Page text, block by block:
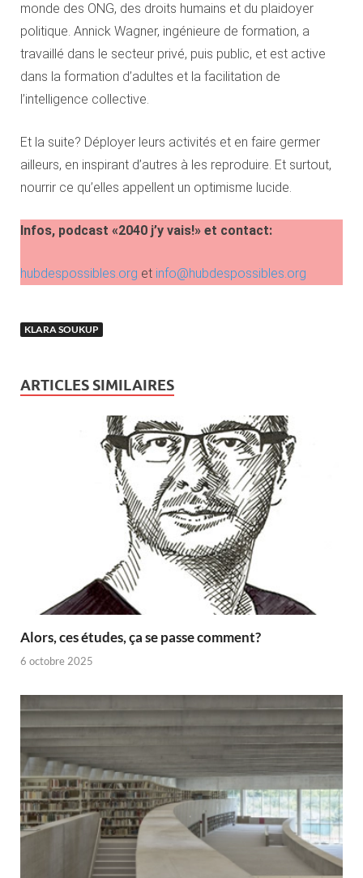
monde des ONG, des droits humains et du plaidoyer
politique. Annick Wagner, ingénieure de formation, a
travaillé dans le secteur privé, puis public, et est active
dans la formation d’adultes et la facilitation de
l’intelligence collective.
Et la suite? Déployer leurs activités et en faire germer
ailleurs, en inspirant d’autres à les reproduire. Et surtout,
nourrir ce qu’elles appellent un optimisme lucide.
Infos, podcast «2040 j’y vais!» et contact:
hubdespossibles.org et info@hubdespossibles.org
KLARA SOUKUP
ARTICLES SIMILAIRES
Alors, ces études, ça se passe comment?
6 octobre 2025